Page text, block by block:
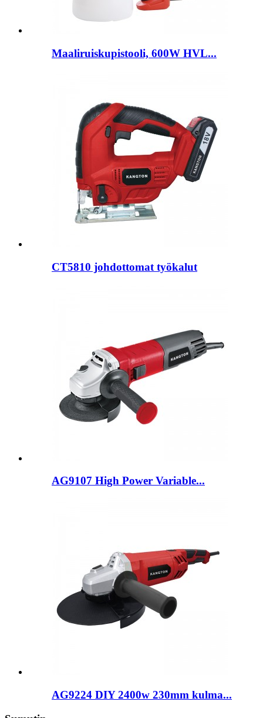
Maaliruiskupistooli, 600W HVL...
CT5810 johdottomat työkalut
AG9107 High Power Variable...
AG9224 DIY 2400w 230mm kulma...